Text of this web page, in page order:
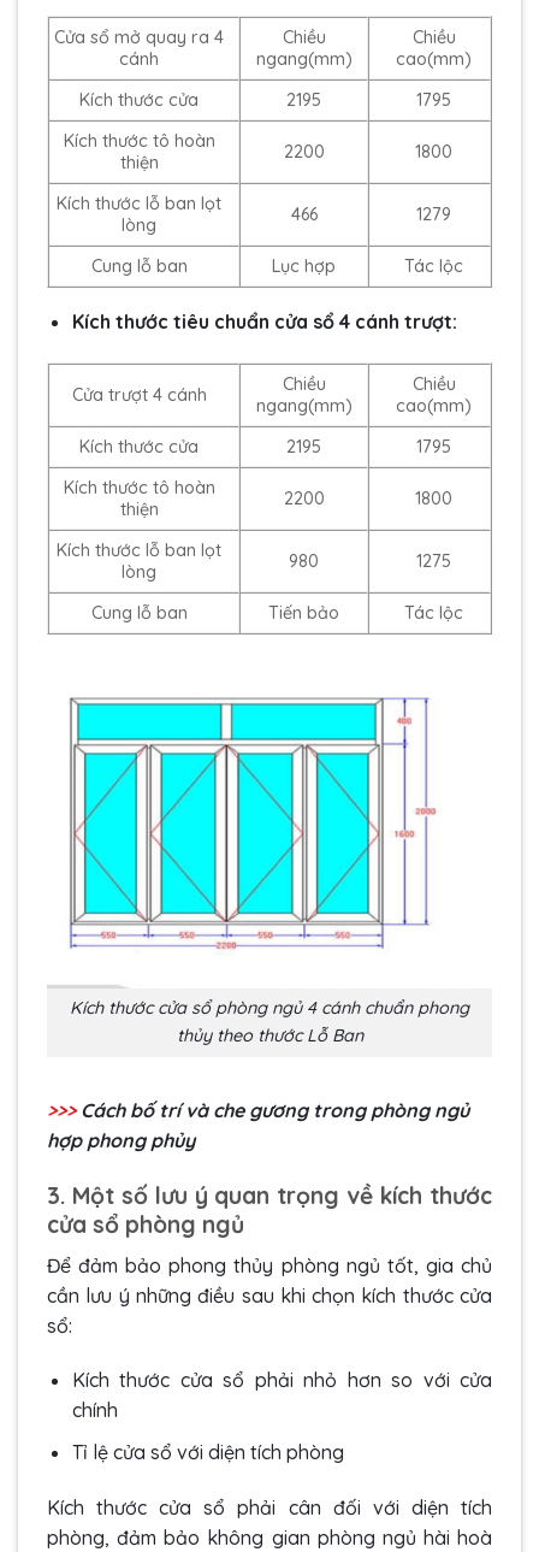
Cửa sổ mở quay ra 4
cánh
Chiều
ngang(mm)
Chiều
cao(mm)
Kích thước cửa
2195
1795
Kích thước tô hoàn
thiện
2200 1800
Kích thước lỗ ban lọt
lòng
466 1279
Cung lỗ ban Lục hợp Tác lộc
Kích thước tiêu chuẩn cửa sổ 4 cánh trượt:
Cửa trượt 4 cánh
Chiều
ngang(mm)
Chiều
cao(mm)
Kích thước cửa
2195
1795
Kích thước tô hoàn
thiện
2200 1800
Kích thước lỗ ban lọt
lòng
980 1275
Cung lỗ ban Tiến bảo Tác lộc
Kích thước cửa sổ phòng ngủ 4 cánh chuẩn phong
thủy theo thước Lỗ Ban
>>>Cách bố trí và che gương trong phòng ngủ
hợp phong phủy
3. Một số lưu ý quan trọng về kích thước
cửa sổ phòng ngủ
Để đảm bảo phong thủy phòng ngủ tốt, gia chủ
cần lưu ý những điều sau khi chọn kích thước cửa
sổ:
Kích thước cửa sổ phải nhỏ hơn so với cửa
chính
Tỉ lệ cửa sổ với diện tích phòng
Kích thước cửa sổ phải cân đối với diện tích
phòng, đảm bảo không gian phòng ngủ hài hoà